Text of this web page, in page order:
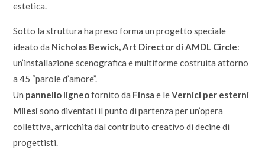
estetica.
Sotto la struttura ha preso forma un progetto speciale
ideato da Nicholas Bewick, Art Director di AMDL Circle:
un’installazione scenografica e multiforme costruita attorno
a 45 “parole d’amore”.
Un pannello ligneofornito da Finsa e leVernici per esterni
Milesi sono diventati il punto di partenza per un’opera
collettiva, arricchita dal contributo creativo di decine di
progettisti.